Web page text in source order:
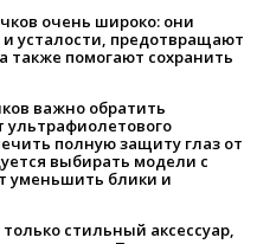
очень широко: они
усталости, предотвращают
также помогают сохранить
важно обратить
полную защиту глаз от
выбирать модели с
уменьшить блики и
стильный аксессуар,